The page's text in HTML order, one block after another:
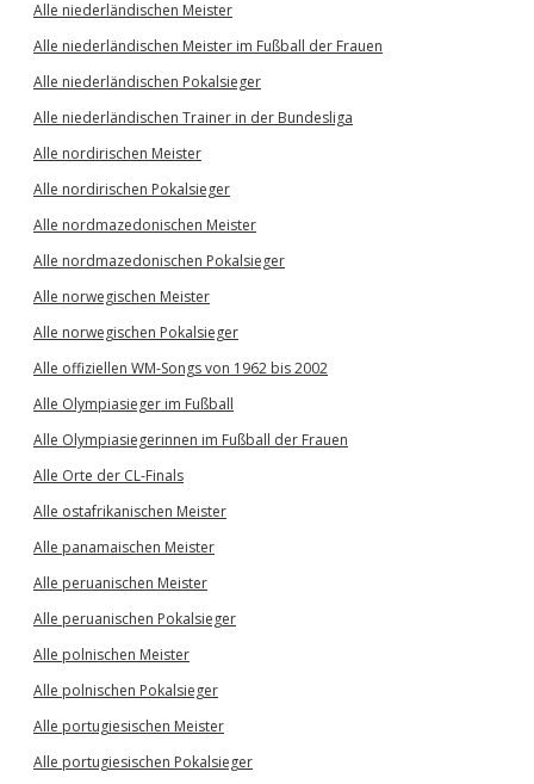
Alle niederländischen Meister
Alle niederländischen Meister im Fußball der Frauen
Alle niederländischen Pokalsieger
Alle niederländischen Trainer in der Bundesliga
Alle nordirischen Meister
Alle nordirischen Pokalsieger
Alle nordmazedonischen Meister
Alle nordmazedonischen Pokalsieger
Alle norwegischen Meister
Alle norwegischen Pokalsieger
Alle offiziellen WM-Songs von 1962 bis 2002
Alle Olympiasieger im Fußball
Alle Olympiasiegerinnen im Fußball der Frauen
Alle Orte der CL-Finals
Alle ostafrikanischen Meister
Alle panamaischen Meister
Alle peruanischen Meister
Alle peruanischen Pokalsieger
Alle polnischen Meister
Alle polnischen Pokalsieger
Alle portugiesischen Meister
Alle portugiesischen Pokalsieger